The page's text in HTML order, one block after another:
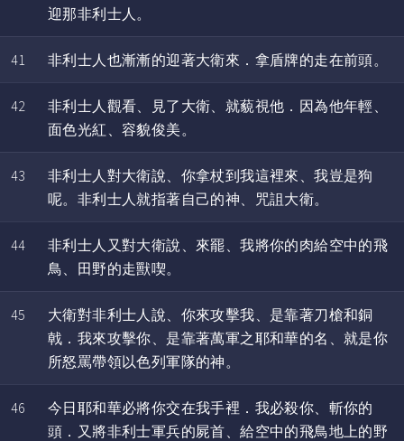
迎那非利士人。
41 非利士人也漸漸的迎著大衛來．拿盾牌的走在前頭。
42
非利士人觀看、見了大衛、就藐視他．因為他年輕、
面色光紅、容貌俊美。
43
非利士人對大衛說、你拿杖到我這裡來、我豈是狗
呢。非利士人就指著自己的神、咒詛大衛。
44
非利士人又對大衛說、來罷、我將你的肉給空中的飛
鳥、田野的走獸喫。
45
大衛對非利士人說、你來攻擊我、是靠著刀槍和銅
戟．我來攻擊你、是靠著萬軍之耶和華的名、就是你
所怒罵帶領以色列軍隊的神。
46
今日耶和華必將你交在我手裡．我必殺你、斬你的
頭．又將非利士軍兵的屍首、給空中的飛鳥地上的野